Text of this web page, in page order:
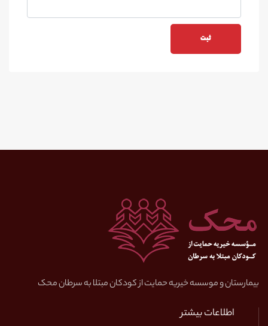
بیمارستان و موسسه خیریه حمایت از کودکان مبتلا به سرطان محک
اطلاعات بیشتر